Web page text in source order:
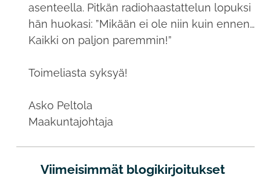
asenteella. Pitkän radiohaastattelun lopuksi
hän huokasi: ”Mikään ei ole niin kuin ennen…
Kaikki on paljon paremmin!”
Toimeliasta syksyä!
Asko Peltola
Maakuntajohtaja
Viimeisimmät blogikirjoitukset